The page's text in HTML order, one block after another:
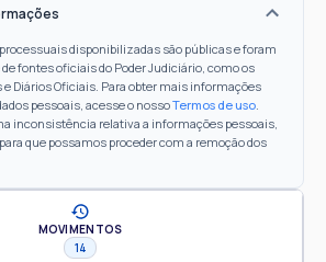
disponibilizadas são públicas e foram
fontes oficiais do Poder Judiciário, como os
Diários Oficiais. Para obter mais informações
pessoais, acesse o nossoTermos de uso.
inconsistência relativa a informações pessoais,
para que possamos proceder com a remoção dos
MOVIMENTOS
14